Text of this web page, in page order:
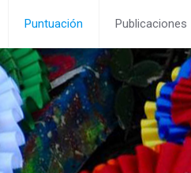
Puntuación Publicaciones